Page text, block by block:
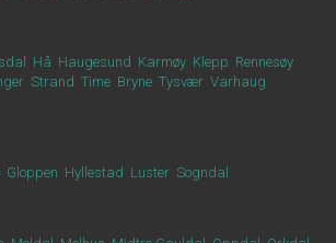
Hå Haugesund Karmøy Klepp Rennesøy
Strand Time Bryne Tysvær Varhaug
Gloppen Hyllestad Luster Sogndal